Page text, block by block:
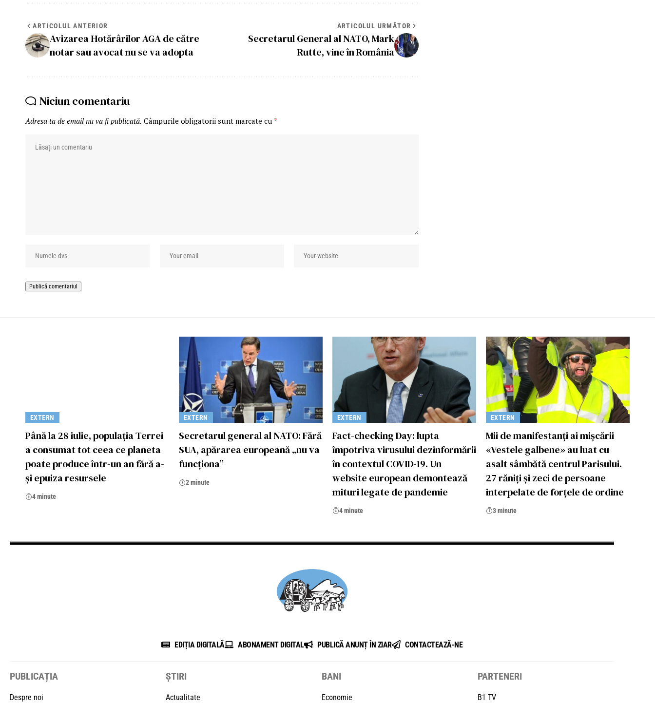
ARTICOLUL ANTERIOR
Avizarea Hotărârilor AGA de către
notar sau avocat nu se va adopta
ARTICOLUL URMĂTOR
Secretarul General al NATO, Mark
Rutte, vine în România
Niciun comentariu
Adresa ta de email nu va fi publicată. Câmpurile obligatorii sunt marcate cu *
EXTERN
Până la 28 iulie, populația Terrei
a consumat tot ceea ce planeta
poate produce într-un an fără a-
și epuiza resursele
4 minute
EXTERN
Secretarul general al NATO: Fără
SUA, apărarea europeană „nu va
funcţiona”
2 minute
EXTERN
Fact-checking Day: lupta
împotriva virusului dezinformării
în contextul COVID-19. Un
website european demontează
mituri legate de pandemie
4 minute
EXTERN
Mii de manifestanți ai mișcării
«Vestele galbene» au luat cu
asalt sâmbătă centrul Parisului.
27 răniți și zeci de persoane
interpelate de forțele de ordine
3 minute
EDIȚIA DIGITALĂ ABONAMENT DIGITAL PUBLICĂ ANUNȚ ÎN ZIAR CONTACTEAZĂ-NE
PUBLICAȚIA
Despre noi
ȘTIRI
Actualitate
BANI
Economie
PARTENERI
B1 TV